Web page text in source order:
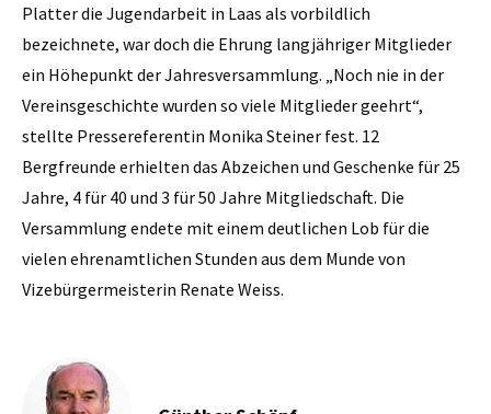
Platter die Jugendarbeit in Laas als vorbildlich
bezeichnete, war doch die Ehrung langjähriger Mitglieder
ein Höhepunkt der Jahresversammlung. „Noch nie in der
Vereinsgeschichte wurden so viele Mitglieder geehrt“,
stellte Pressereferentin Monika Steiner fest. 12
Bergfreunde erhielten das Abzeichen und Geschenke für 25
Jahre, 4 für 40 und 3 für 50 Jahre Mitgliedschaft. Die
Versammlung endete mit einem deutlichen Lob für die
vielen ehrenamtlichen Stunden aus dem Munde von
Vizebürgermeisterin Renate Weiss.